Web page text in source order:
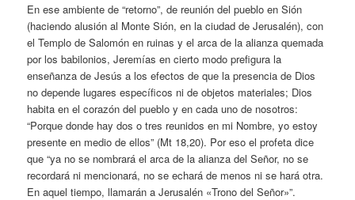
En ese ambiente de “retorno”, de reunión del pueblo en Sión
(haciendo alusión al Monte Sión, en la ciudad de Jerusalén), con
el Templo de Salomón en ruinas y el arca de la alianza quemada
por los babilonios, Jeremías en cierto modo prefigura la
enseñanza de Jesús a los efectos de que la presencia de Dios
no depende lugares específicos ni de objetos materiales; Dios
habita en el corazón del pueblo y en cada uno de nosotros:
“Porque donde hay dos o tres reunidos en mi Nombre, yo estoy
presente en medio de ellos” (Mt 18,20). Por eso el profeta dice
que “ya no se nombrará el arca de la alianza del Señor, no se
recordará ni mencionará, no se echará de menos ni se hará otra.
En aquel tiempo, llamarán a Jerusalén «Trono del Señor»”.